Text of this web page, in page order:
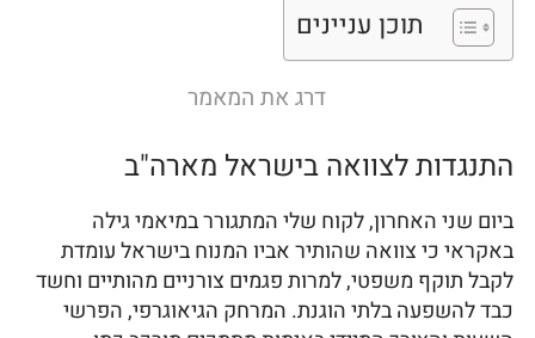
תוכן עניינים
דרג את המאמר
התנגדות לצוואה בישראל מארה"ב
ביום שני האחרון, לקוח שלי המתגורר במיאמי גילה
באקראי כי צוואה שהותיר אביו המנוח בישראל עומדת
לקבל תוקף משפטי, למרות פגמים צורניים מהותיים וחשד
כבד להשפעה בלתי הוגנת. המרחק הגיאוגרפי, הפרשי